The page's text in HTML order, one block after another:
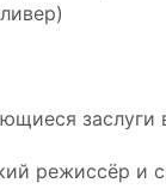
заслуги
режиссёр и